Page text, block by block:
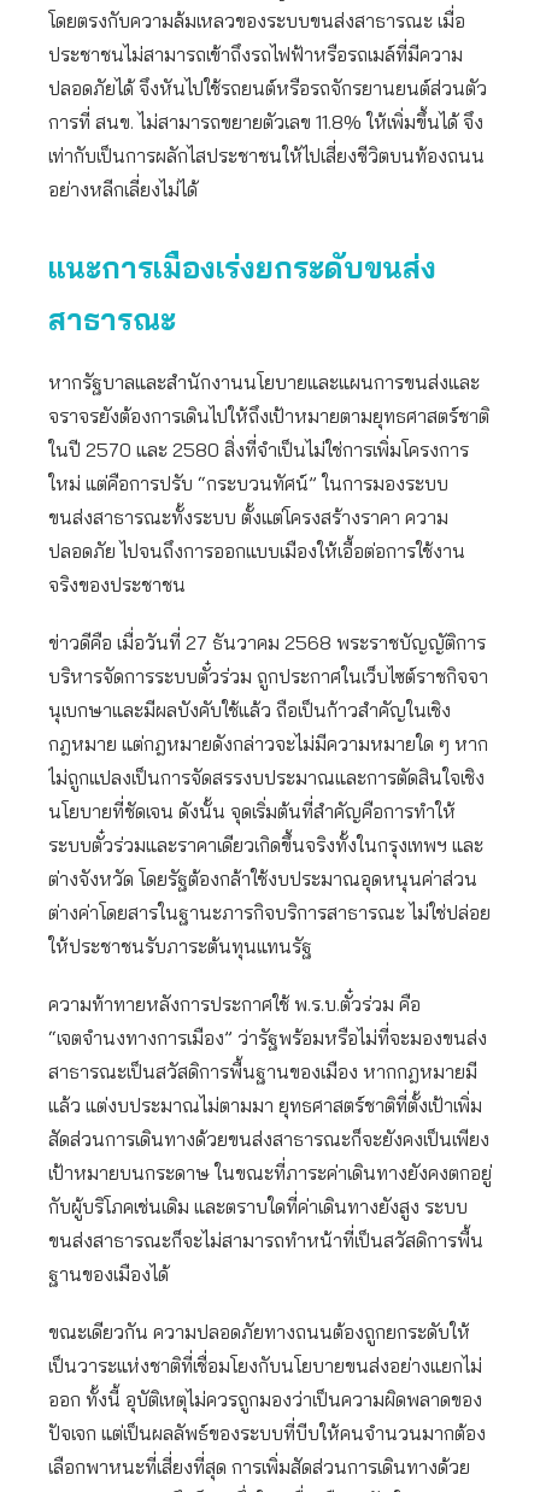
โดยตรงกับความล้มเหลวของระบบขนส่งสาธารณะ เมื่อ
ประชาชนไม่สามารถเข้าถึงรถไฟฟ้าหรือรถเมล์ที่มีความ
ปลอดภัยได้ จึงหันไปใช้รถยนต์หรือรถจักรยานยนต์ส่วนตัว
การที่ สนข. ไม่สามารถขยายตัวเลข 11.8% ให้เพิ่มขึ้นได้ จึง
เท่ากับเป็นการผลักไสประชาชนให้ไปเสี่ยงชีวิตบนท้องถนน
อย่างหลีกเลี่ยงไม่ได้
แนะการเมืองเร่งยกระดับขนส่ง
สาธารณะ
หากรัฐบาลและสำนักงานนโยบายและแผนการขนส่งและ
จราจรยังต้องการเดินไปให้ถึงเป้าหมายตามยุทธศาสตร์ชาติ
ในปี 2570 และ 2580 สิ่งที่จำเป็นไม่ใช่การเพิ่มโครงการ
ใหม่ แต่คือการปรับ “กระบวนทัศน์” ในการมองระบบ
ขนส่งสาธารณะทั้งระบบ ตั้งแต่โครงสร้างราคา ความ
ปลอดภัย ไปจนถึงการออกแบบเมืองให้เอื้อต่อการใช้งาน
จริงของประชาชน
ข่าวดีคือ เมื่อวันที่ 27 ธันวาคม 2568 พระราชบัญญัติการ
บริหารจัดการระบบตั๋วร่วม ถูกประกาศในเว็บไซต์ราชกิจจา
นุเบกษาและมีผลบังคับใช้แล้ว ถือเป็นก้าวสำคัญในเชิง
กฎหมาย แต่กฎหมายดังกล่าวจะไม่มีความหมายใด ๆ หาก
ไม่ถูกแปลงเป็นการจัดสรรงบประมาณและการตัดสินใจเชิง
นโยบายที่ชัดเจน ดังนั้น จุดเริ่มต้นที่สำคัญคือการทำให้
ระบบตั๋วร่วมและราคาเดียวเกิดขึ้นจริงทั้งในกรุงเทพฯ และ
ต่างจังหวัด โดยรัฐต้องกล้าใช้งบประมาณอุดหนุนค่าส่วน
ต่างค่าโดยสารในฐานะภารกิจบริการสาธารณะ ไม่ใช่ปล่อย
ให้ประชาชนรับภาระต้นทุนแทนรัฐ
ความท้าทายหลังการประกาศใช้ พ.ร.บ.ตั๋วร่วม คือ
“เจตจำนงทางการเมือง” ว่ารัฐพร้อมหรือไม่ที่จะมองขนส่ง
สาธารณะเป็นสวัสดิการพื้นฐานของเมือง หากกฎหมายมี
แล้ว แต่งบประมาณไม่ตามมา ยุทธศาสตร์ชาติที่ตั้งเป้าเพิ่ม
สัดส่วนการเดินทางด้วยขนส่งสาธารณะก็จะยังคงเป็นเพียง
เป้าหมายบนกระดาษ ในขณะที่ภาระค่าเดินทางยังคงตกอยู่
กับผู้บริโภคเช่นเดิม และตราบใดที่ค่าเดินทางยังสูง ระบบ
ขนส่งสาธารณะก็จะไม่สามารถทำหน้าที่เป็นสวัสดิการพื้น
ฐานของเมืองได้
ขณะเดียวกัน ความปลอดภัยทางถนนต้องถูกยกระดับให้
เป็นวาระแห่งชาติที่เชื่อมโยงกับนโยบายขนส่งอย่างแยกไม่
ออก ทั้งนี้ อุบัติเหตุไม่ควรถูกมองว่าเป็นความผิดพลาดของ
ปัจเจก แต่เป็นผลลัพธ์ของระบบที่บีบให้คนจำนวนมากต้อง
เลือกพาหนะที่เสี่ยงที่สุด การเพิ่มสัดส่วนการเดินทางด้วย